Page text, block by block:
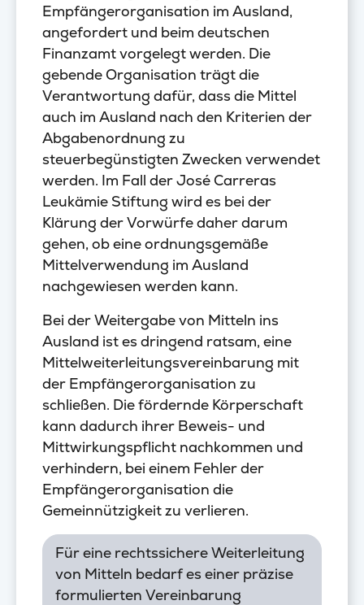
Empfängerorganisation im Ausland,
angefordert und beim deutschen
Finanzamt vorgelegt werden. Die
gebende Organisation trägt die
Verantwortung dafür, dass die Mittel
auch im Ausland nach den Kriterien der
Abgabenordnung zu
steuerbegünstigten Zwecken verwendet
werden. Im Fall der José Carreras
Leukämie Stiftung wird es bei der
Klärung der Vorwürfe daher darum
gehen, ob eine ordnungsgemäße
Mittelverwendung im Ausland
nachgewiesen werden kann.
Bei der Weitergabe von Mitteln ins
Ausland ist es dringend ratsam, eine
Mittelweiterleitungsvereinbarung mit
der Empfängerorganisation zu
schließen. Die fördernde Körperschaft
kann dadurch ihrer Beweis- und
Mittwirkungspflicht nachkommen und
verhindern, bei einem Fehler der
Empfängerorganisation die
Gemeinnützigkeit zu verlieren.
Für eine rechtssichere Weiterleitung
von Mitteln bedarf es einer präzise
formulierten Vereinbarung